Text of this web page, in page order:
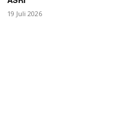
19 Juli 2026